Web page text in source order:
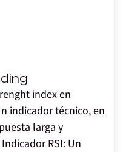
index en
indicador técnico, en
larga y
RSI: Un